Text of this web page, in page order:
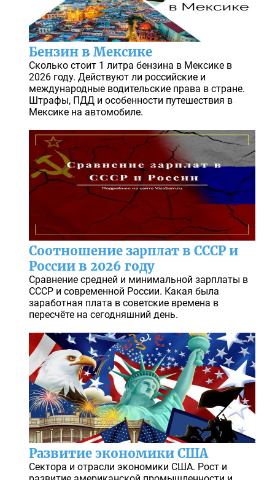
Бензин в Мексике
Сколько стоит 1 литра бензина в Мексике в
2026 году. Действуют ли российские и
международные водительские права в стране.
Штрафы, ПДД и особенности путешествия в
Мексике на автомобиле.
Соотношение зарплат в СССР и
России в 2026 году
Сравнение средней и минимальной зарплаты в
СССР и современной России. Какая была
заработная плата в советские времена в
пересчёте на сегодняшний день.
Развитие экономики США
Сектора и отрасли экономики США. Рост и